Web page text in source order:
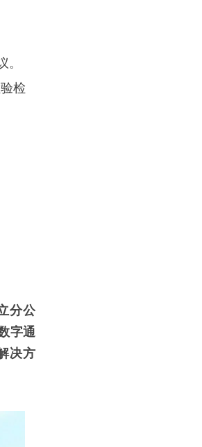
。
检
分公
字通
决方